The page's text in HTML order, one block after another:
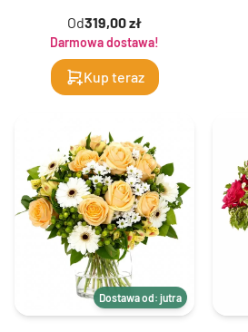
Od319,00 zł
Darmowa dostawa!
Kup teraz
Dostawa od: jutra